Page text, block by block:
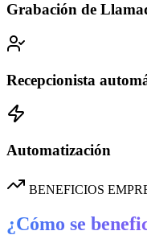
Grabación de
Recepcionista
Automatización
BENEFICIOS
¿Cómo se